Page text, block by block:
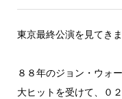
東京最終公演を見てきま
８８年のジョン・ウォ
大ヒットを受けて、０